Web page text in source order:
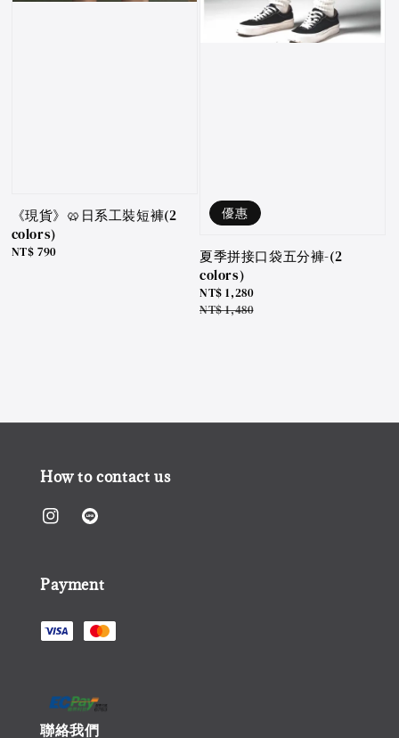
《現貨》🥨日系工裝短褲(2
colors)
Regular
NT$ 790
優惠
夏季拼接口袋五分褲-(2
colors)
Sale
price
NT$ 1,280
Regular
NT$ 1,480
How to contact us
Payment
聯絡我們